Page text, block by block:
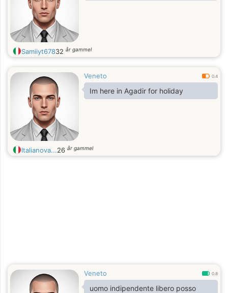
Samiiyt67832 år gammel
Veneto 0.4
Im here in Agadir for holiday
Italianova...26 år gammel
Veneto 0.8
uomo indipendente libero posso